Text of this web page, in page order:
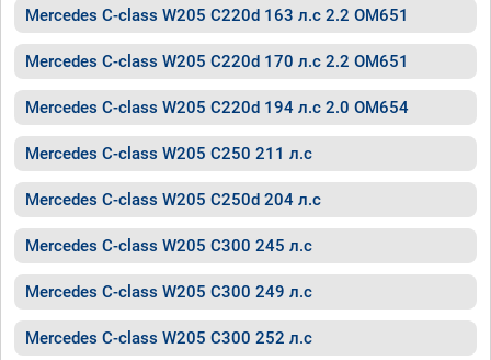
Mercedes C-class W205 C220d 163 л.с 2.2 OM651
Mercedes C-class W205 C220d 170 л.с 2.2 OM651
Mercedes C-class W205 C220d 194 л.с 2.0 OM654
Mercedes C-class W205 C250 211 л.с
Mercedes C-class W205 C250d 204 л.с
Mercedes C-class W205 C300 245 л.с
Mercedes C-class W205 C300 249 л.с
Mercedes C-class W205 C300 252 л.с